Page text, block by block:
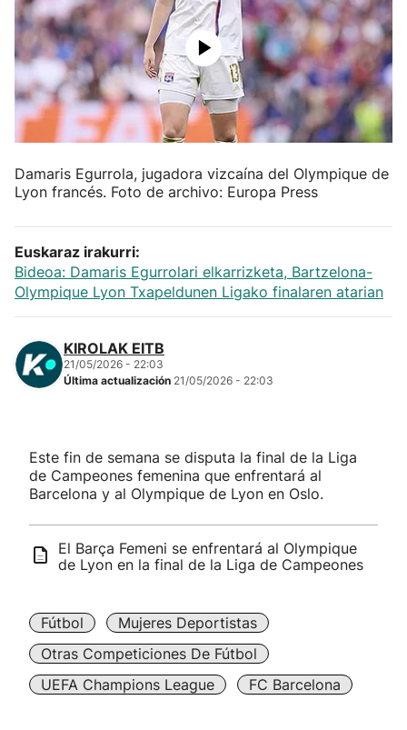
Ciclismo
Herri-kirolak
Balonmano
Kirolak 360
Atletismo
Carreras de montaña
Más deportes
"Helmuga"
Damaris Egurrola, jugadora vizcaína del Olympique de
Lyon francés. Foto de archivo: Europa Press
Euskaraz irakurri:
Bideoa: Damaris Egurrolari elkarrizketa, Bartzelona-
Olympique Lyon Txapeldunen Ligako finalaren atarian
KIROLAK EITB
21/05/2026 - 22:03
Última actualización 21/05/2026 - 22:03
Este fin de semana se disputa la final de la Liga
de Campeones femenina que enfrentará al
Barcelona y al Olympique de Lyon en Oslo.
El Barça Femeni se enfrentará al Olympique
de Lyon en la final de la Liga de Campeones
Fútbol
Mujeres Deportistas
Otras Competiciones De Fútbol
UEFA Champions League
FC Barcelona